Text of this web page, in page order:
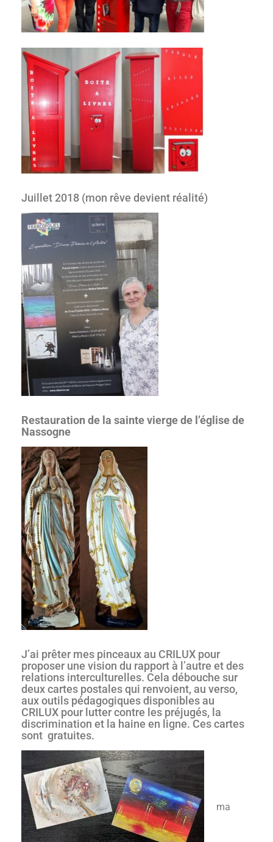
Juillet 2018 (mon rêve devient réalité)
Restauration de la sainte vierge de l’église de
Nassogne
J’ai prêter mes pinceaux au CRILUX pour
proposer une vision du rapport à l’autre et des
relations interculturelles. Cela débouche sur
deux cartes postales qui renvoient, au verso,
aux outils pédagogiques disponibles au
CRILUX pour lutter contre les préjugés, la
discrimination et la haine en ligne. Ces cartes
sont gratuites.
ma